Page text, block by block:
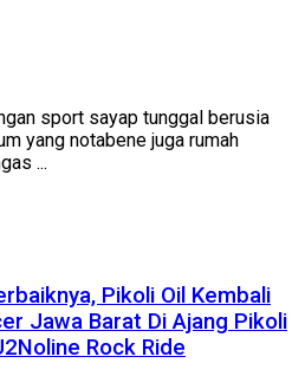
sport sayap tunggal berusia
yang notabene juga rumah
...
Pikoli Oil Kembali
Jawa Barat Di Ajang Pikoli
Rock Ride